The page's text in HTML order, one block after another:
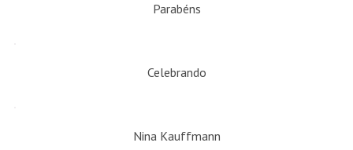
Parabéns
Celebrando
Nina Kauffmann